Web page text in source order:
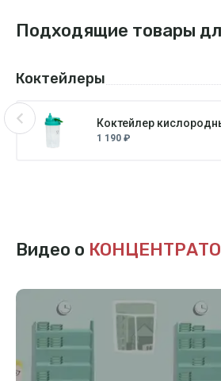
Подходящие товары
Коктейлеры
Коктейлер
1 190 ₽
Видео о